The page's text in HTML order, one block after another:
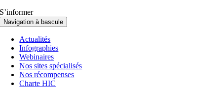
S’informer
Navigation à bascule
Actualités
Infographies
Webinaires
Nos sites spécialisés
Nos récompenses
Charte HIC